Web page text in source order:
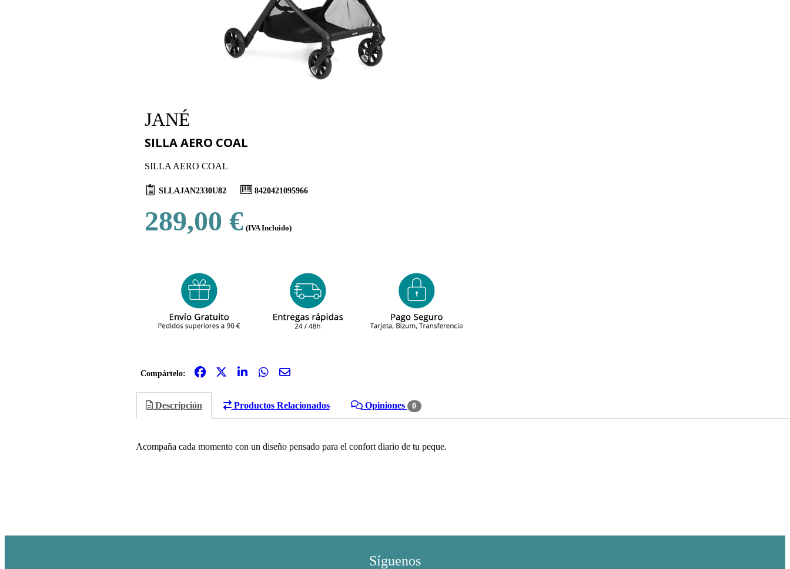
JANÉ
SILLA AERO COAL
SILLA AERO COAL
SLLAJAN2330U82 8420421095966
289,00 € (IVA Incluido)
Compártelo:
Descripción Productos Relacionados Opiniones 0
Acompaña cada momento con un diseño pensado para el confort diario de tu peque.
Síguenos